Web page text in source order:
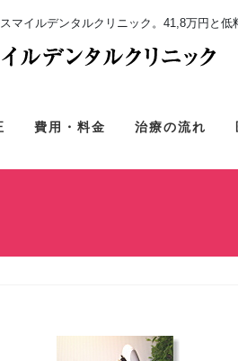
マイルデンタルクリニック。41,8万円と
費用・料金 治療の流れ